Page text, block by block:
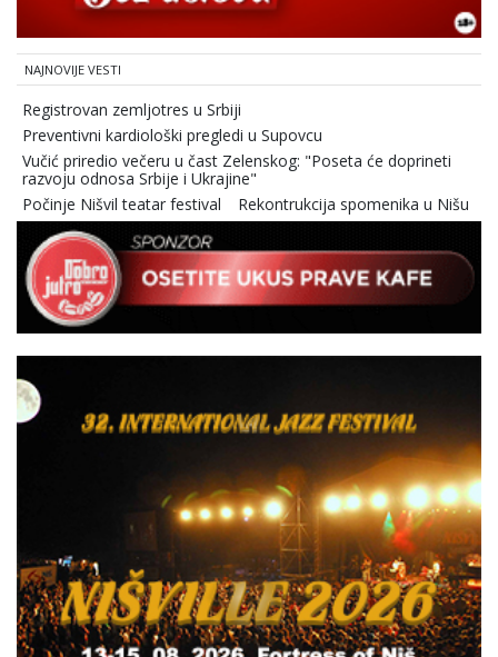
NAJNOVIJE VESTI
Registrovan zemljotres u Srbiji
Preventivni kardiološki pregledi u Supovcu
Vučić priredio večeru u čast Zelenskog: "Poseta će doprineti
razvoju odnosa Srbije i Ukrajine"
Počinje Nišvil teatar festival
Rekontrukcija spomenika u Nišu